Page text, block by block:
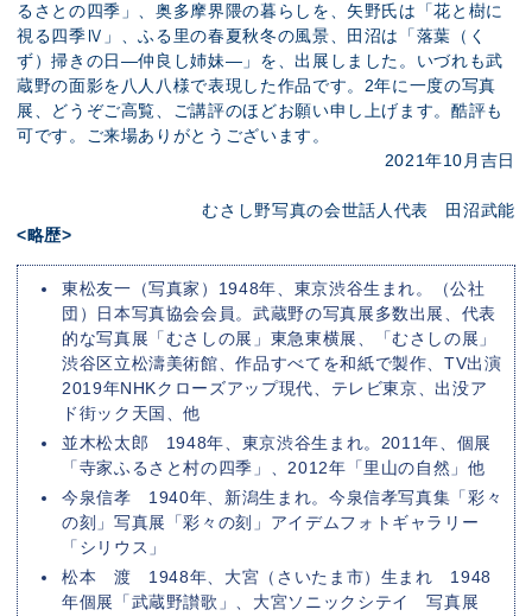
るさとの四季」、奥多摩界隈の暮らしを、矢野氏は「花と樹に
視る四季Ⅳ」、ふる里の春夏秋冬の風景、田沼は「落葉（く
ず）掃きの日―仲良し姉妹―」を、出展しました。いづれも武
蔵野の面影を八人八様で表現した作品です。2年に一度の写真
展、どうぞご高覧、ご講評のほどお願い申し上げます。酷評も
可です。ご来場ありがとうございます。
2021年10月吉日
むさし野写真の会世話人代表 田沼武能
<略歴>
東松友一（写真家）1948年、東京渋谷生まれ。（公社
団）日本写真協会会員。武蔵野の写真展多数出展、代表
的な写真展「むさしの展」東急東横展、「むさしの展」
渋谷区立松濤美術館、作品すべてを和紙で製作、TV出演
2019年NHKクローズアップ現代、テレビ東京、出没ア
ド街ック天国、他
並木松太郎 1948年、東京渋谷生まれ。2011年、個展
「寺家ふるさと村の四季」、2012年「里山の自然」他
今泉信孝 1940年、新潟生まれ。今泉信孝写真集「彩々
の刻」写真展「彩々の刻」アイデムフォトギャラリー
「シリウス」
松本 渡 1948年、大宮（さいたま市）生まれ 1948
年個展「武蔵野讃歌」、大宮ソニックシテイ 写真展